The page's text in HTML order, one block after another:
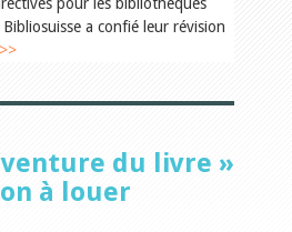
a confié leur révision
du livre »
à louer